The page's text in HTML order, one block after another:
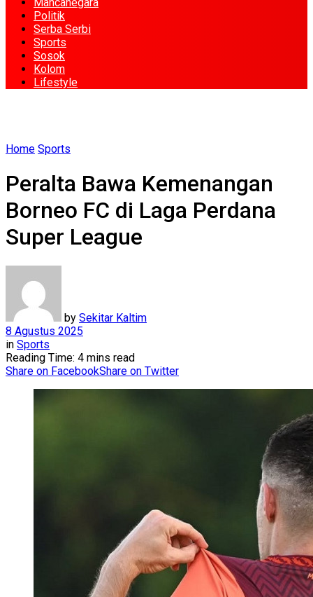
Politik
Serba Serbi
Sports
Sosok
Kolom
Lifestyle
Home Sports
Peralta Bawa Kemenangan
Borneo FC di Laga Perdana
Super League
by Sekitar Kaltim
8 Agustus 2025
in Sports
Reading Time: 4 mins read
Share on FacebookShare on Twitter